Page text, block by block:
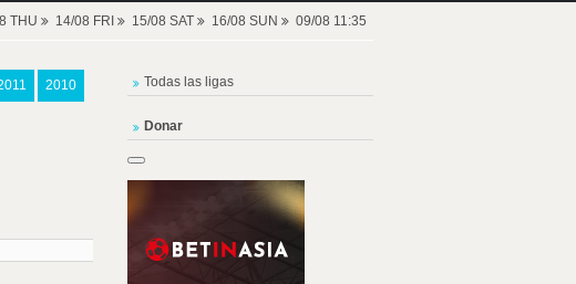
THU 14/08 FRI 15/08 SAT 16/08 SUN 09/08 11:35
2010 Todas las ligas
Donar